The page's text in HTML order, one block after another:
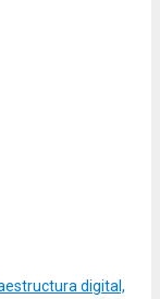
digital,